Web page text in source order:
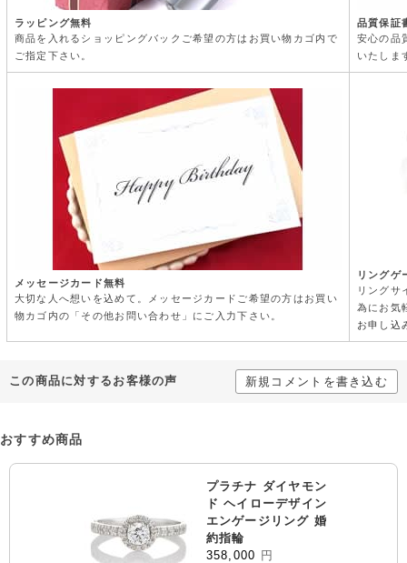
ラッピング無料
商品を入れるショッピングバックご希望の方はお買い物カゴ内で
ご指定下さい。
品質保証
安心の品
いたしま
メッセージカード無料
大切な人へ想いを込めて。メッセージカードご希望の方はお買い
物カゴ内の「その他お問い合わせ」にご入力下さい。
リングゲ
リングサ
為にお気
お申し込
この商品に対するお客様の声 新規コメントを書き込む
おすすめ商品
プラチナ ダイヤモン
ド ヘイローデザイン
エンゲージリング 婚
約指輪
358,000 円